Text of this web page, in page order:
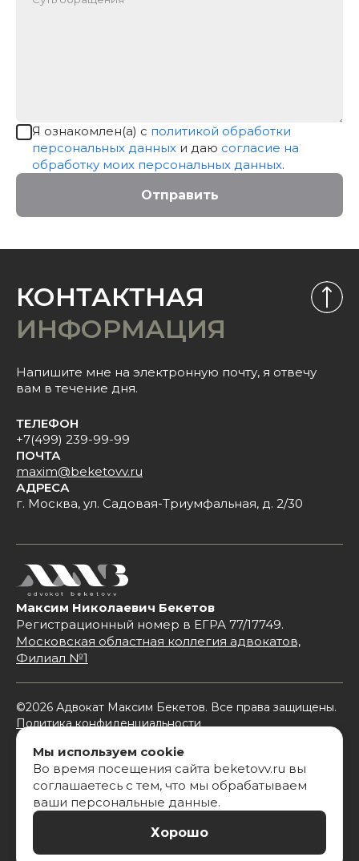
Я ознакомлен(а) с политикой обработки
персональных данных и даю согласие на
обработку моих персональных данных.
Отправить
КОНТАКТНАЯ
ИНФОРМАЦИЯ
Напишите мне на электронную почту, я отвечу
вам в течение дня.
ТЕЛЕФОН
+7(499) 239-99-99
ПОЧТА
maxim@beketovv.ru
АДРЕСА
г. Москва, ул. Садовая-Триумфальная, д. 2/30
Максим Николаевич Бекетов
Регистрационный номер в ЕГРА 77/17749.
Московская областная коллегия адвокатов,
Филиал №1
©2026 Адвокат Максим Бекетов. Все права защищены.
Политика конфиденциальности
Согласие на обработку персональных данных
Информация на сайте носит общий информационный
характер, не является юридической консультацией
по конкретной ситуации и не содержит обещаний или
Мы используем cookie
Во время посещения сайта beketovv.ru вы
соглашаетесь с тем, что мы обрабатываем
ваши персональные данные.
Хорошо